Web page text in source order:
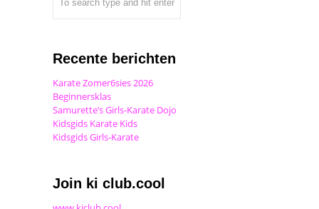
Recente berichten
Karate Zomer6sies 2026
Beginnersklas
Samurette’s Girls-Karate Dojo
Kidsgids Karate Kids
Kidsgids Girls-Karate
Join ki club.cool